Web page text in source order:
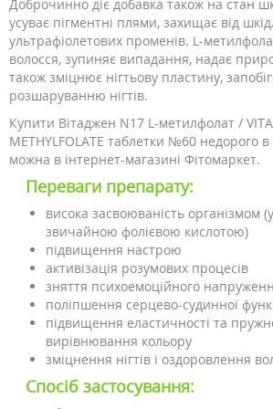
Доброчинно діє добавка також на стан
усуває пігментні плями, захищає від
ультрафіолетових променів. L-
волосся, зупиняє випадання, надає
також зміцнює нігтьову пластину,
розшаруванню нігтів.
Купити Вітаджен N17 L-метилфолат /
METHYLFOLATE таблетки №60 недорого в
можна в інтернет-магазині Фітомаркет.
Переваги препарату:
висока засвоюваність організмом
звичайною фолієвою кислотою)
підвищення настрою
активізація розумових процесів
зняття психоемоційного
поліпшення серцево-судинної
підвищення еластичності та
вирівнювання кольору
зміцнення нігтів і оздоровлення
Спосіб застосування: